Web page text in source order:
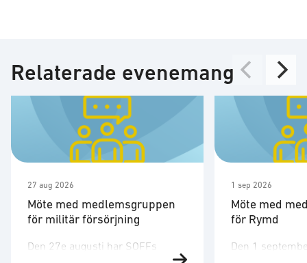
Relaterade evenemang
27 aug 2026
Möte med medlemsgruppen
för militär försörjning
Den 27e augusti har SOFFs
1 sep 2026
Möte med
för Rymd
Den 1